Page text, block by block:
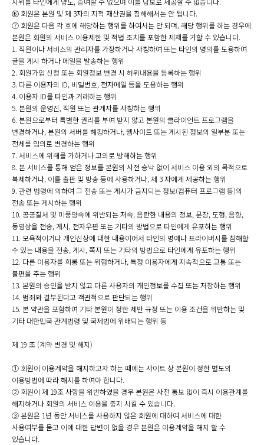
⑥ 회원은 본원 및 제 3자의 지적 재산권을 침해해서는 안 됩니다.
⑦ 회원은 다음 각 호에 해당하는 행위를 하여서는 안 되며, 해당 행위를 하는 경우에
본원은 회원의 서비스 이용제한 및 적법 조치를 포함한 제재를 가할 수 있습니다.
1. 직원이나 서비스의 관리자를 가장하거나 사칭하여 또는 타인의 명의를 도용하여
글을 게시 하거나 메일을 발송하는 행위
2. 회원가입 신청 또는 회원정보 변경 시 허위내용을 등록하는 행위
3. 다른 이용자의 ID, 비밀번호, 전자메일 등을 도용하는 행위
4. 이용자 ID를 타인과 거래하는 행위
5. 본원의 운영진, 직원 또는 관계자를 사칭하는 행위
6. 본원으로부터 특별한 권리를 부여 받지 않고 본원의 클라이언트 프로그램을
변경하거나, 본원의 서버를 해킹하거나, 웹사이트 또는 게시된 정보의 일부분 또는
전체를 임의로 변경하는 행위
7. 서비스에 위해를 가하거나 고의로 방해하는 행위
8. 본 서비스를 통해 얻은 정보를 본원의 사전 승낙 없이 서비스 이용 외의 목적으로
복제하거나, 이를 출판 및 방송 등에 사용하거나, 제 3 자에게 제공하는 행위
9. 관련 법령에 의하여 그 전송 또는 게시가 금지되는 정보(컴퓨터 프로그램 등)의
전송 또는 게시하는 행위
10. 공공질서 및 미풍양속에 위반되는 저속, 음란한 내용의 정보, 문장, 도형, 음향,
동영상을 전송, 게시, 전자우편 또는 기타의 방법으로 타인에게 유포하는 행위
11. 모욕적이거나 개인신상에 대한 내용이어서 타인의 명예나 프라이버시를 침해할
수 있는 내용을 전송, 게시, 쪽지 또는 기타의 방법으로 타인에게 유포하는 행위
12. 다른 이용자를 희롱 또는 위협하거나, 특정 이용자에게 지속적으로 고통 또는
불편을 주는 행위
13. 본원의 승인을 받지 않고 다른 사용자의 개인정보를 수집 또는 저장하는 행위
14. 범죄와 결부된다고 객관적으로 판단되는 행위
15. 본 약관을 포함하여 기타 본원이 정한 제반 규정 또는 이용 조건을 위반하는 및
기타 대한민국 관계법령 및 국제법에 위배되는 행위 등
제 19 조 (계약 변경 및 해지)
① 회원이 이용계약을 해지하고자 하는 때에는 사이트 상 본원이 정한 별도의
이용방법에 따라 해지를 하여야 합니다.
② 회원이 제 19조 사항을 위반하였을 경우 본원은 사전 통보 없이 즉시 이용관계를
해지하거나 회원의 서비스 이용을 중지 시킬 수 있습니다.
③ 본원은 1년 동안 서비스를 사용하지 않은 회원에 대하여 서비스에 대한
사용여부를 묻고 이에 대한 답변이 없을 경우 본원은 이용계약을 해지 할 수
있습니다.